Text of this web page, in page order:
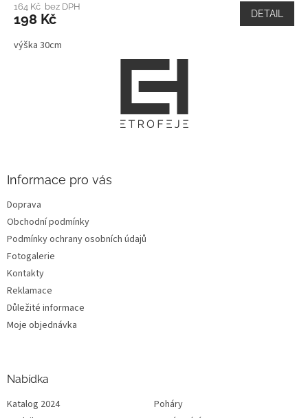
164 Kč bez DPH
198 Kč DETAIL
výška 30cm
Informace pro vás
Doprava
Obchodní podmínky
Podmínky ochrany osobních údajů
Fotogalerie
Kontakty
Reklamace
Důležité informace
Moje objednávka
Nabídka
Katalog 2024
Poháry